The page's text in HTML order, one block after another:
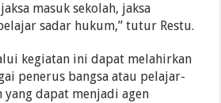
masuk sekolah, jaksa
sadar hukum,” tutur Restu.
kegiatan ini dapat melahirkan
penerus bangsa atau pelajar-
dapat menjadi agen